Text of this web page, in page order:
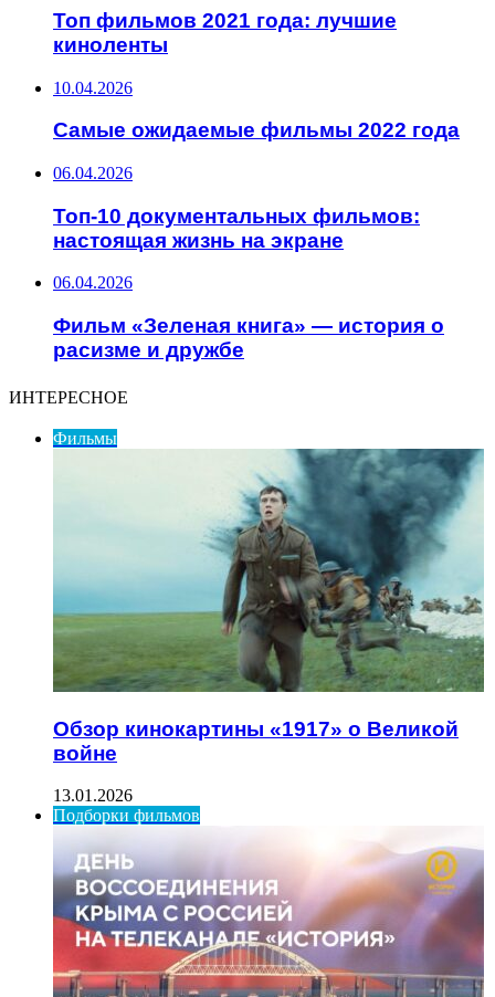
Топ фильмов 2021 года: лучшие
киноленты
10.04.2026
Самые ожидаемые фильмы 2022 года
06.04.2026
Топ-10 документальных фильмов:
настоящая жизнь на экране
06.04.2026
Фильм «Зеленая книга» — история о
расизме и дружбе
ИНТЕРЕСНОЕ
Фильмы
Обзор кинокартины «1917» о Великой
войне
13.01.2026
Подборки фильмов